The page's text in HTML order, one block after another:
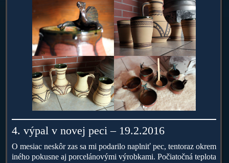
4. výpal v novej peci – 19.2.2016
O mesiac neskôr zas sa mi podarilo naplniť pec, tentoraz okrem
iného pokusne aj porcelánovými výrobkami. Počiatočná teplota